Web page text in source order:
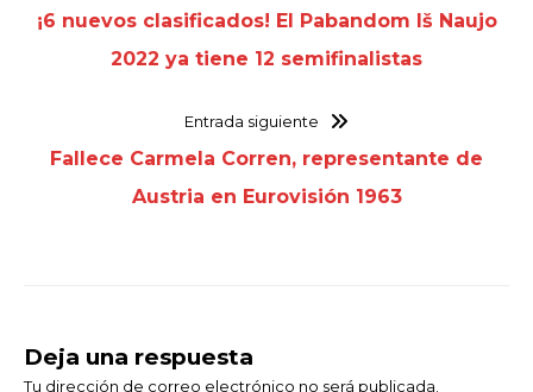
¡6 nuevos clasificados! El Pabandom Iš Naujo
2022 ya tiene 12 semifinalistas
Entrada siguiente
Fallece Carmela Corren, representante de
Austria en Eurovisión 1963
Deja una respuesta
Tu dirección de correo electrónico no será publicada.